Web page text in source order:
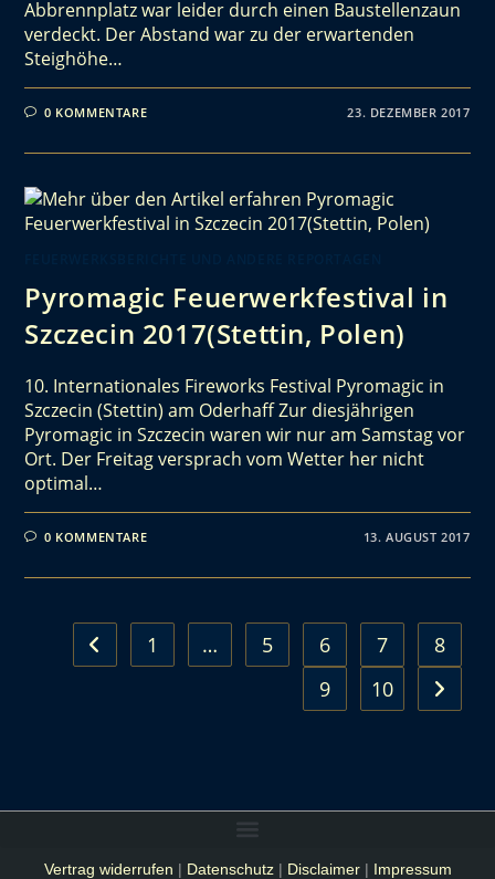
Abbrennplatz war leider durch einen Baustellenzaun
verdeckt. Der Abstand war zu der erwartenden
Steighöhe…
0 KOMMENTARE 23. DEZEMBER 2017
Pyromagic Feuerwerkfestival in
Szczecin 2017(Stettin, Polen)
10. Internationales Fireworks Festival Pyromagic in
Szczecin (Stettin) am Oderhaff Zur diesjährigen
Pyromagic in Szczecin waren wir nur am Samstag vor
Ort. Der Freitag versprach vom Wetter her nicht
optimal…
0 KOMMENTARE 13. AUGUST 2017
1 … 5 6 7
8
9
10
Vertrag widerrufen | Datenschutz| Disclaimer| Impressum